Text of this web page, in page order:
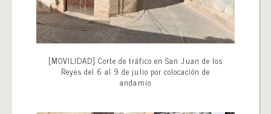
[MOVILIDAD] Corte de tráfico en San Juan de los
Reyes del 6 al 9 de julio por colocación de
andamio